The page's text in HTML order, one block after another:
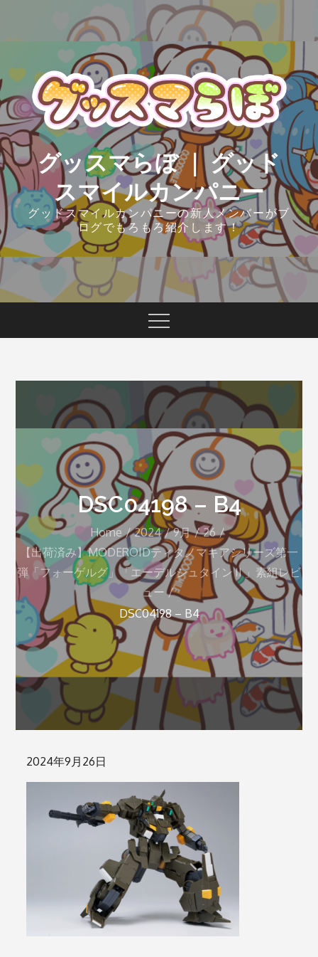
グッスマらぼ ｜ グッド
スマイルカンパニー
グッドスマイルカンパニーの新人メンバーがブ
ログでもろもろ紹介します！
DSC04198 – B4
Home 2024 9月
26
【出荷済み】MODEROIDティタノマキアシリーズ第一
弾「フォーゲルグ」「エーデルシュタインⅡ」素組レビ
ュー
DSC04198 – B4
Posted
on
2024年9月26日